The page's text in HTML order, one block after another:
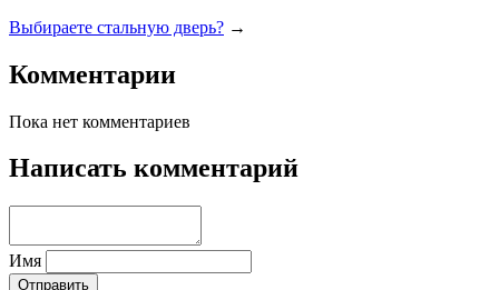
Выбираете стальную дверь? →
Комментарии
Пока нет комментариев
Написать комментарий
Имя